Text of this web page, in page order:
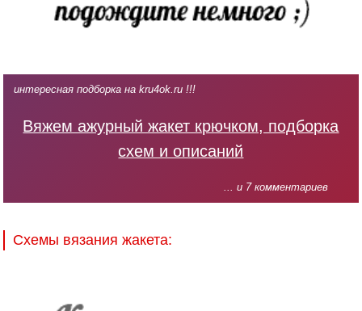
интересная подборка на kru4ok.ru !!!
Вяжем ажурный жакет крючком, подборка
схем и описаний
... и 7 комментариев
Схемы вязания жакета: